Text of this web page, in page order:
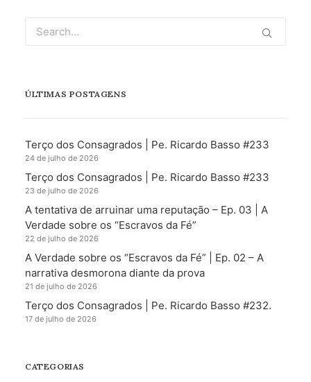
ÚLTIMAS POSTAGENS
Terço dos Consagrados | Pe. Ricardo Basso #233
24 de julho de 2026
Terço dos Consagrados | Pe. Ricardo Basso #233
23 de julho de 2026
A tentativa de arruinar uma reputação – Ep. 03 | A
Verdade sobre os “Escravos da Fé”
22 de julho de 2026
A Verdade sobre os “Escravos da Fé” | Ep. 02 – A
narrativa desmorona diante da prova
21 de julho de 2026
Terço dos Consagrados | Pe. Ricardo Basso #232.
17 de julho de 2026
CATEGORIAS